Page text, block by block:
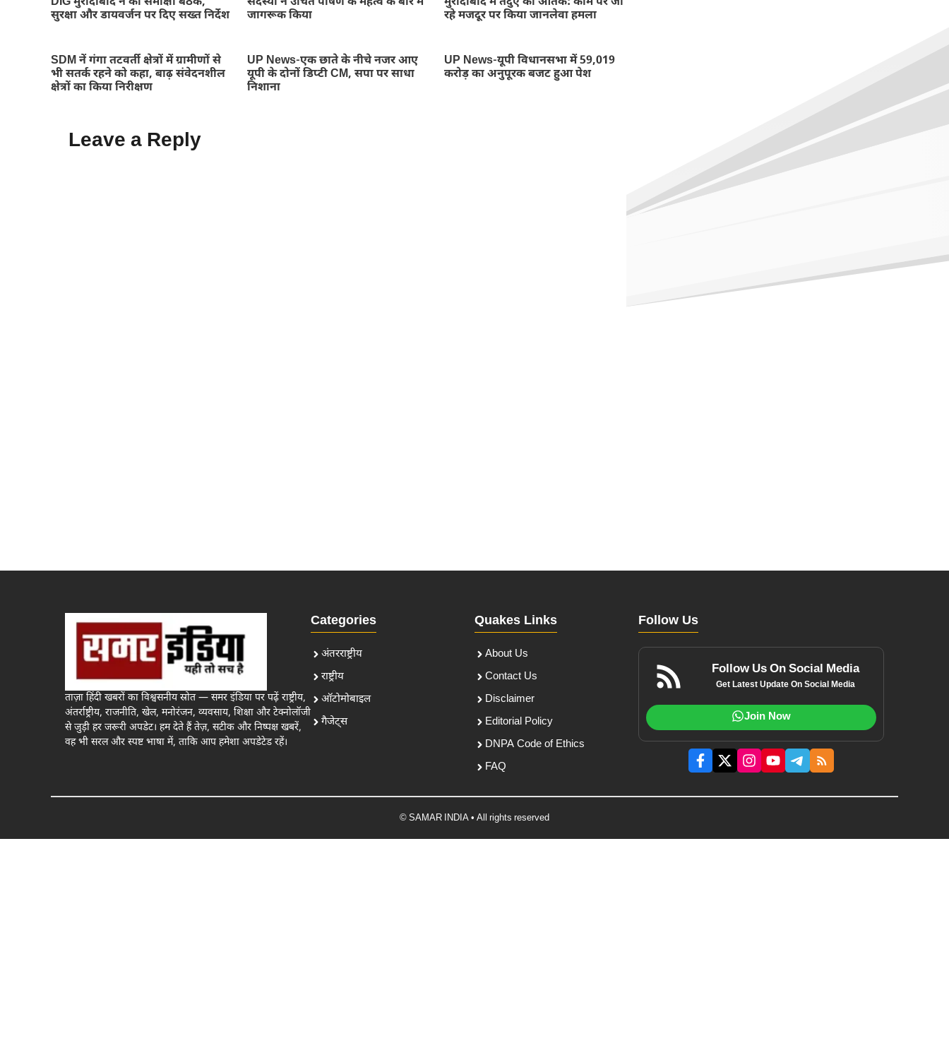
सुरक्षा और डायवर्जन पर दिए सख्त निर्देश
जागरूक किया
रहे मजदूर पर किया जानलेवा हमला
SDM नें गंगा तटवर्ती क्षेत्रों में ग्रामीणों से
भी सतर्क रहने को कहा, बाढ़ संवेदनशील
क्षेत्रों का किया निरीक्षण
UP News-एक छाते के नीचे नजर आए
यूपी के दोनों डिप्टी CM, सपा पर साधा
निशाना
UP News-यूपी विधानसभा में 59,019
करोड़ का अनुपूरक बजट हुआ पेश
Leave a Reply
ताज़ा हिंदी खबरों का विश्वसनीय स्रोत — समर इंडिया पर पढ़ें राष्ट्रीय,
अंतर्राष्ट्रीय, राजनीति, खेल, मनोरंजन, व्यवसाय, शिक्षा और टेक्नोलॉजी
से जुड़ी हर जरूरी अपडेट। हम देते हैं तेज़, सटीक और निष्पक्ष खबरें,
वह भी सरल और स्पष्ट भाषा में, ताकि आप हमेशा अपडेटेड रहें।
Categories
अंतरराष्ट्रीय
राष्ट्रीय
ऑटोमोबाइल
गैजेट्स
Quakes Links
About Us
Contact Us
Disclaimer
Editorial Policy
DNPA Code of Ethics
FAQ
Follow Us
Follow Us On Social Media
Get Latest Update On Social Media
Join Now
© SAMAR INDIA • All rights reserved